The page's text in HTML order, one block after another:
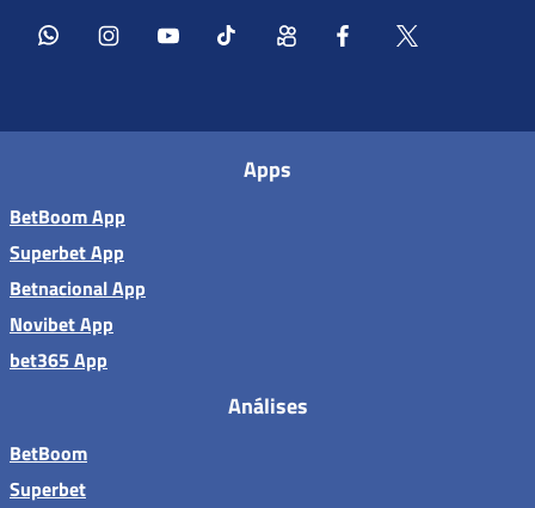
Apps
BetBoom App
Superbet App
Betnacional App
Novibet App
bet365 App
Análises
BetBoom
Superbet